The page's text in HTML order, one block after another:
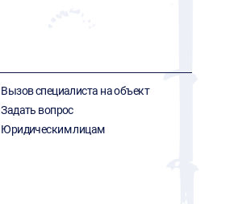
Вызов специалиста на объект
Задать вопрос
Юридическим лицам